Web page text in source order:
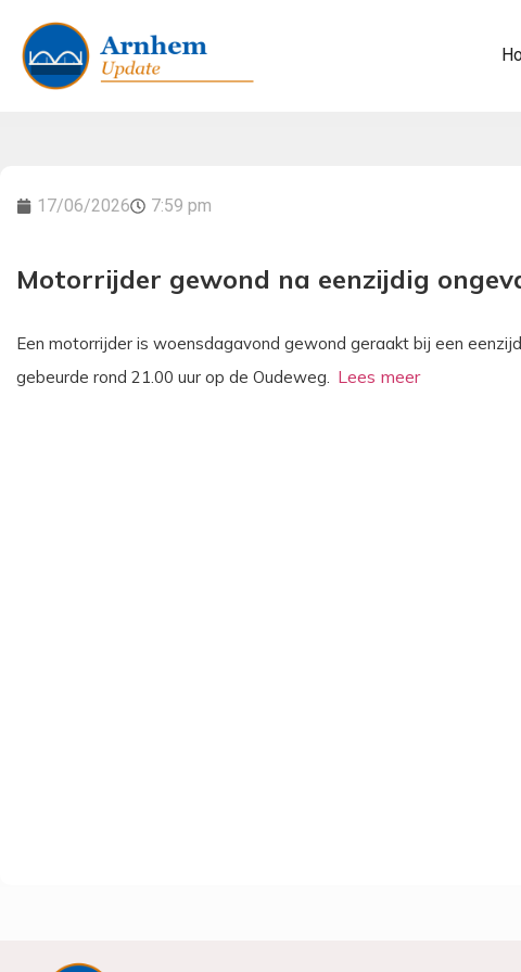
17/06/2026 7:59 pm
Motorrijder gewond na eenzijdig
Een motorrijder is woensdagavond gewond geraakt bij een
gebeurde rond 21.00 uur op de Oudeweg.